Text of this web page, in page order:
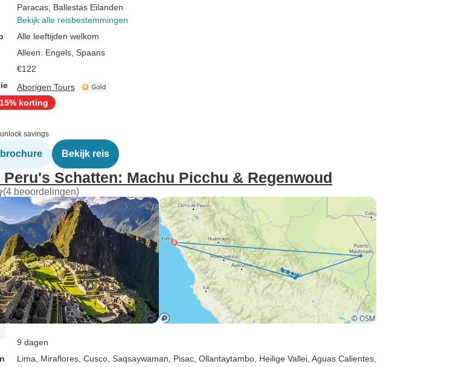
Paracas , Ballestas Eilanden
Bekijk alle reisbestemmingen
Alle leeftijden welkom
Alleen: Engels, Spaans
€122
Aborigen Tours
15% korting
savings
Bekijk reis
Peru's Schatten: Machu Picchu & Regenwoud
(4 beoordelingen)
9 dagen
Lima , Miraflores , Cusco , Saqsaywaman , Pisac , Ollantaytambo , Heilige Vallei , Aguas Calientes